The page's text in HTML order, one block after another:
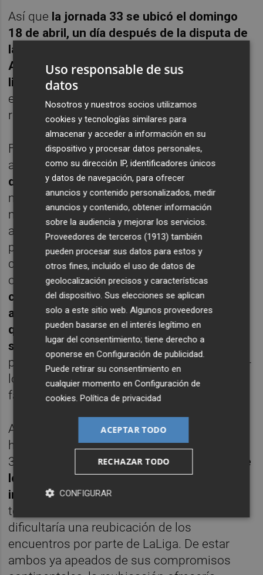
Así que la jornada 33 se ubicó el domingo
18 de abril, un día después de la disputa de
la final de Copa que entonces enfrentó al
Athletic y al FC Barcelona. Sus partidos de
liga quedaron aplazados
el 28 y 29 de abril (ante Valladolid y Granada
respectivamente).
Falta por saber qué solución se le dará este
año a esa circunstancia.No hay obligación
de aplazarlos(entre miércoles y sábado hay
más de 48 horas que es el mínimo que
marca el reglamento). Además en este
aplazamiento falta por comprobar la
predisposición de LaLiga cuyas relaciones
con la RFEF son siempre tensas. El modus
operandi habitual dice que son ambos
clubes quienes deben solicitar el
aplazamiento a LaLiga, y la patronal sería
quien tras estudiar las peticiones decidiría
si accede o no. De acceder, trasladaría dicha
petición a la RFEF quien ha confirmado que -
lógicamente- se mostraría totalmente
favorable al aplazamiento.
Además falta por añadir otro hándicap a la
hora de reubicar los partidos de la jornada
33.
Tanto el Betis como el Villarreal (rival de
los blanquinegros) podrían encontrarse
inmersos en competiciones europeas
todavía a esas alturas del año, lo cual
dificultaría una reubicación de los
encuentros por parte de LaLiga. De estar
ambos ya apeados de sus compromisos
Uso responsable de sus
datos
Nosotros y nuestros socios utilizamos
cookies y tecnologías similares para
almacenar y acceder a información en su
dispositivo y procesar datos personales,
como su dirección IP, identificadores únicos
y datos de navegación, para ofrecer
anuncios y contenido personalizados, medir
anuncios y contenido, obtener información
sobre la audiencia y mejorar los servicios.
Proveedores de terceros (1913) también
pueden procesar sus datos para estos y
otros fines, incluido el uso de datos de
geolocalización precisos y características
del dispositivo. Sus elecciones se aplican
solo a este sitio web. Algunos proveedores
pueden basarse en el interés legítimo en
lugar del consentimiento; tiene derecho a
oponerse enConfiguración de publicidad
Puede retirar su consentimiento en
cualquier momento enConfiguración de
cookies .Política de privacidad
ACEPTAR TODO
RECHAZAR TODO
CONFIGURAR